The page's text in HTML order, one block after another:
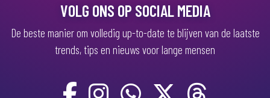
VOLG ONS OP SOCIAL MEDIA
De beste manier om volledig up-to-date te blijven van de laatste
trends, tips en nieuws voor lange mensen